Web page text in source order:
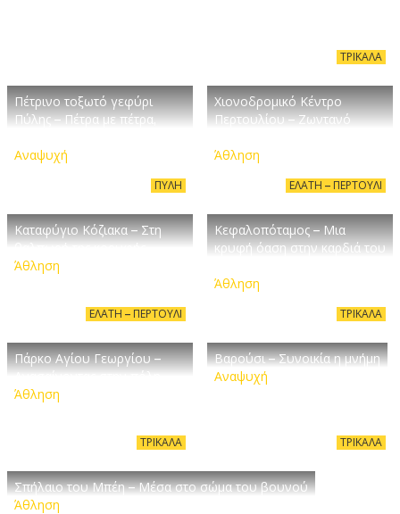
ΤΡΊΚΑΛΑ
Πέτρινο τοξωτό γεφύρι
Πύλης – Πέτρα με πέτρα,
Αναψυχή
ΠΎΛΗ
Χιονοδρομικό Κέντρο
Περτουλίου – Ζωντανό
Άθληση
ΕΛΆΤΗ – ΠΕΡΤΟΎΛΙ
Καταφύγιο Κόζιακα – Στη
Άθληση
ΕΛΆΤΗ – ΠΕΡΤΟΎΛΙ
Κεφαλοπόταμος – Μια
κρυφή όαση στην καρδιά του
Άθληση
ΤΡΊΚΑΛΑ
Πάρκο Αγίου Γεωργίου –
Άθληση
ΤΡΊΚΑΛΑ
Σπήλαιο του Μπέη – Μέσα στο σώμα του βουνού
Άθληση
Βαρούσι – Συνοικία η μνήμη
Αναψυχή
ΤΡΊΚΑΛΑ